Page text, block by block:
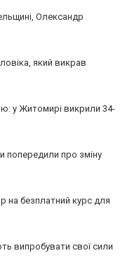
Олександр
який викрав
у Житомирі викрили 34-
попередили про зміну
на безплатний курс для
випробувати свої сили